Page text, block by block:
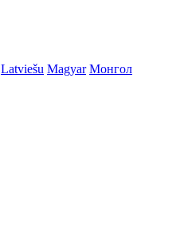
Latviešu Magyar Монгол